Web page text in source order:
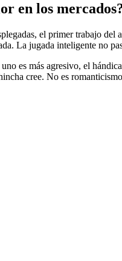
en los
el primer trabajo
La jugada inteligente no
es más agresivo, el
cree. No es